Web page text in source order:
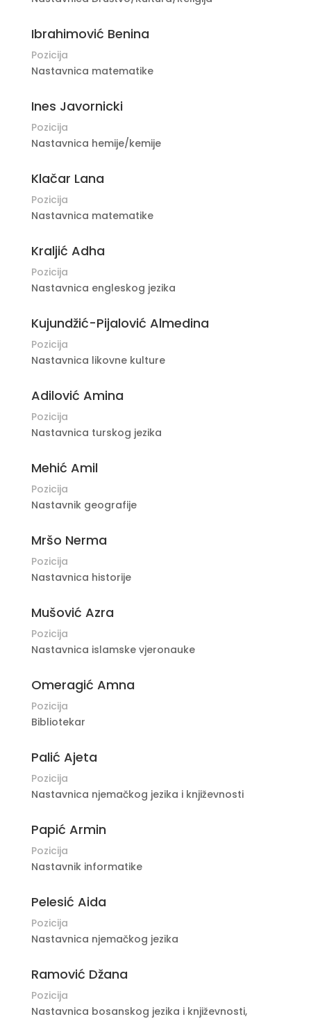
Ibrahimović Benina
Pozicija
Nastavnica matematike
Ines Javornicki
Pozicija
Nastavnica hemije/kemije
Klačar Lana
Pozicija
Nastavnica matematike
Kraljić Adha
Pozicija
Nastavnica engleskog jezika
Kujundžić-Pijalović Almedina
Pozicija
Nastavnica likovne kulture
Adilović Amina
Pozicija
Nastavnica turskog jezika
Mehić Amil
Pozicija
Nastavnik geografije
Mršo Nerma
Pozicija
Nastavnica historije
Mušović Azra
Pozicija
Nastavnica islamske vjeronauke
Omeragić Amna
Pozicija
Bibliotekar
Palić Ajeta
Pozicija
Nastavnica njemačkog jezika i književnosti
Papić Armin
Pozicija
Nastavnik informatike
Pelesić Aida
Pozicija
Nastavnica njemačkog jezika
Ramović Džana
Pozicija
Nastavnica bosanskog jezika i književnosti,